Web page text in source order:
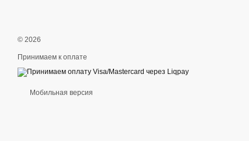
© 2026
Принимаем к оплате
Мобильная версия